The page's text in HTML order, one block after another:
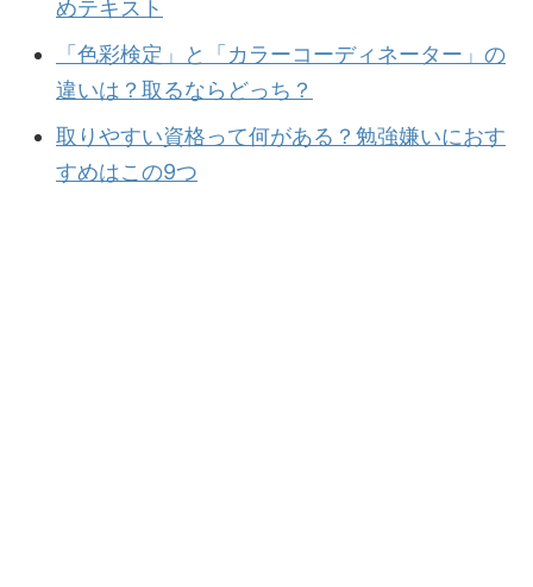
めテキスト
「色彩検定」と「カラーコーディネーター」の
違いは？取るならどっち？
取りやすい資格って何がある？勉強嫌いにおす
すめはこの9つ